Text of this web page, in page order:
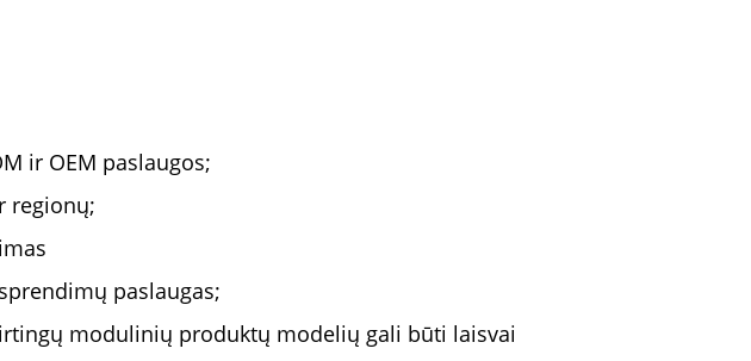
ir OEM paslaugos;
regionų;
paslaugas;
modulinių produktų modelių gali būti laisvai